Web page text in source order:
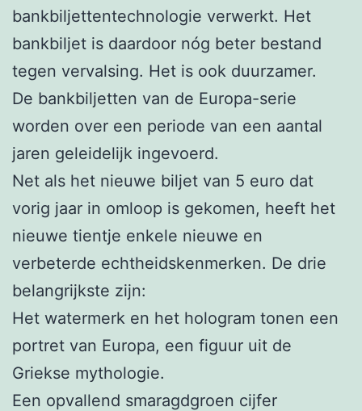
bankbiljettentechnologie verwerkt. Het
bankbiljet is daardoor nóg beter bestand
tegen vervalsing. Het is ook duurzamer.
De bankbiljetten van de Europa-serie
worden over een periode van een aantal
jaren geleidelijk ingevoerd.
Net als het nieuwe biljet van 5 euro dat
vorig jaar in omloop is gekomen, heeft het
nieuwe tientje enkele nieuwe en
verbeterde echtheidskenmerken. De drie
belangrijkste zijn:
Het watermerk en het hologram tonen een
portret van Europa, een figuur uit de
Griekse mythologie.
Een opvallend smaragdgroen cijfer